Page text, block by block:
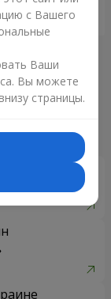
Заказать
"Престиж"
Заказать
с Вашего
Ваши
Вы можете
страницы.